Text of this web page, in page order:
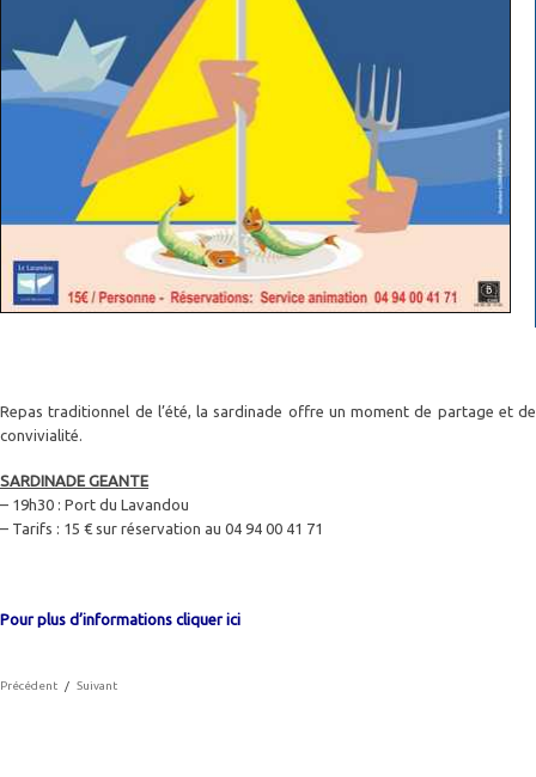
Repas traditionnel de l’été, la sardinade offre un moment de partage et de
convivialité.
SARDINADE GEANTE
– 19h30 : Port du Lavandou
– Tarifs : 15 € sur réservation au 04 94 00 41 71
Pour plus d’informations cliquer ici
Précédent / Suivant